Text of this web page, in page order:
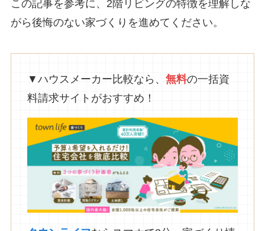
この記事を参考に、2階リビングの特徴を理解しな
がら後悔のない家づくりを進めてください。
▼ハウスメーカー比較なら、 無料の一括資
料請求サイトがおすすめ！